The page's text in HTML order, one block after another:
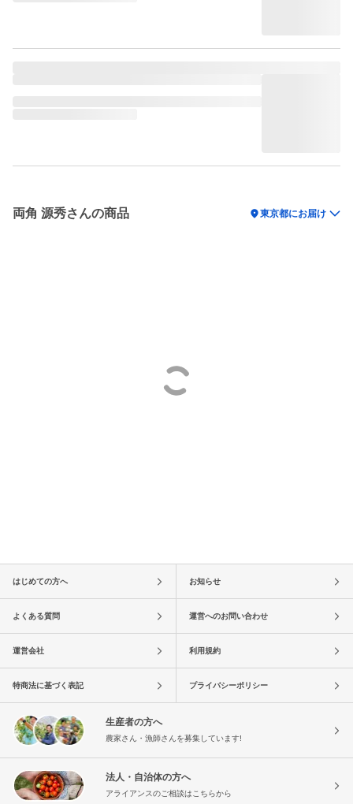
両角 源秀さんの商品 location_on東京都にお届け
はじめての方へ お知らせ
よくある質問 運営へのお問い合わせ
運営会社 利用規約
特商法に基づく表記 プライバシーポリシー
生産者の方へ
農家さん・漁師さんを募集しています!
法人・自治体の方へ
アライアンスのご相談はこちらから